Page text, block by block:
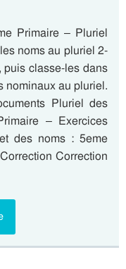
Primaire – Pluriel
noms au pluriel 2-
puis classe-les dans
nominaux au pluriel.
Pluriel des
– Exercices
des noms : 5eme
Correction